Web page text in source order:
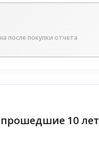
после покупки отчета
10 лет